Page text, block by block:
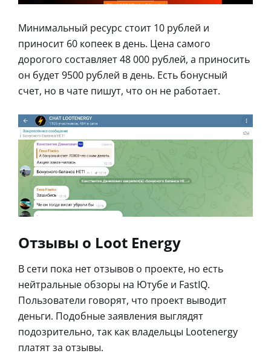
Минимальный ресурс стоит 10 рублей и
приносит 60 копеек в день. Цена самого
дорогого составляет 48 000 рублей, а приносить
он будет 9500 рублей в день. Есть бонусный
счет, но в чате пишут, что он не работает.
Отзывы о Loot Energy
В сети пока нет отзывов о проекте, но есть
нейтральные обзоры на Ютубе и FastIQ.
Пользователи говорят, что проект выводит
деньги. Подобные заявления выглядят
подозрительно, так как владельцы Lootenergy
платят за отзывы.